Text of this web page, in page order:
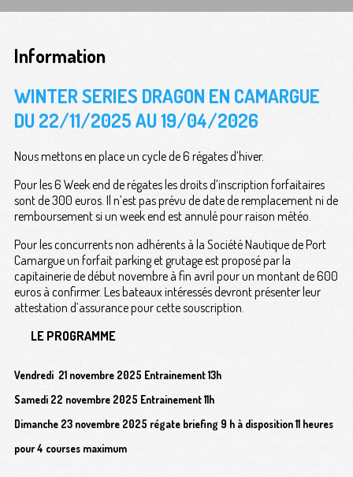
Information
WINTER SERIES DRAGON EN CAMARGUE
DU 22/11/2025 AU 19/04/2026
Nous mettons en place un cycle de 6 régates d’hiver.
Pour les 6 Week end de régates les droits d’inscription forfaitaires
sont de 300 euros. Il n’est pas prévu de date de remplacement ni de
remboursement si un week end est annulé pour raison météo.
Pour les concurrents non adhérents à la Société Nautique de Port
Camargue un forfait parking et grutage est proposé par la
capitainerie de début novembre à fin avril pour un montant de 600
euros à confirmer. Les bateaux intéressés devront présenter leur
attestation d’assurance pour cette souscription.
LE PROGRAMME
Vendredi 21 novembre 2025 Entrainement 13h
Samedi 22 novembre 2025 Entrainement 11h
Dimanche 23 novembre 2025 régate briefing 9 h à disposition 11 heures
pour 4 courses maximum